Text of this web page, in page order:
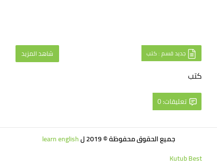
جديد قسم : كتب شاهد المزيد
كتب
تعليقات: 0
جميع الحقوق محفوظة © 2019 ل
learn english
Kutub Best